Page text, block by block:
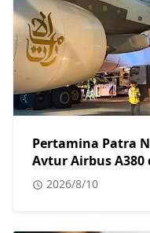
Pertamina Patra
Avtur Airbus
2026/8/10